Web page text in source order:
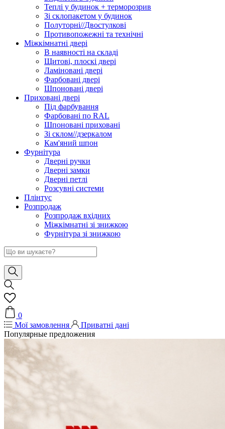
Теплі у будинок + терморозрив
Зі склопакетом у будинок
Полуторні//Двостулкові
Противопожежні та технічні
Міжкімнатні двері
В наявності на складі
Щитові, плоскі двері
Ламіновані двері
Фарбовані двері
Шпоновані двері
Приховані двері
Під фарбування
Фарбовані по RAL
Шпоновані приховані
Зі склом//дзеркалом
Кам'яний шпон
Фурнітура
Дверні ручки
Дверні замки
Дверні петлі
Розсувні системи
Плінтус
Розпродаж
Розпродаж вхідних
Міжкімнатні зі знижкою
Фурнітура зі знижкою
0
Мої замовлення
Приватні дані
Популярные предложения